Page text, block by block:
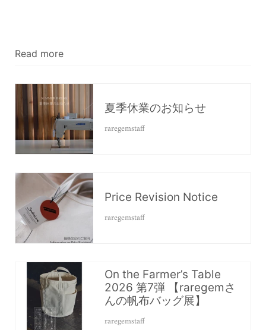
Read more
夏季休業のお知らせ
raregemstaff
Price Revision Notice
raregemstaff
On the Farmer’s Table
2026 第7弾 【raregemさ
んの帆布バッグ展】
raregemstaff